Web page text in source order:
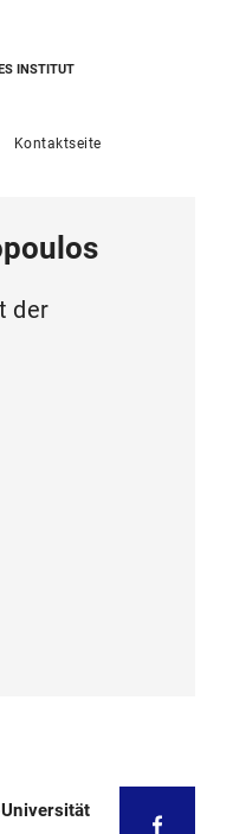
INSTITUT
Kontaktseite
der